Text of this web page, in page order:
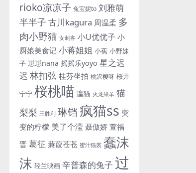
rioko凉凉子 兔宝妮to 刘雅萌
半半子 古川kagura 周温柔 多
肉小野猫 女刺客 小U优优子 小
厨娘美食记 小蒋姐姐 小蕉 小野妹
子 崽崽nana 摇摇乐yoyo 星之迟
迟 林扣弦 桂芬坐拍 桃沢樱呀 桜井
宁宁 桜桃喵 瀛猫 火龙果羊 猫
梨梨 王胜利 琳铛疯猫ss 突
变的柠檬 美了个滢 聂傲娇 萱福
晋葛征 蒹葭苍苍 蜜汁猫裘 蠢沫
沫 轻兰映画 辛普森的兔子 过